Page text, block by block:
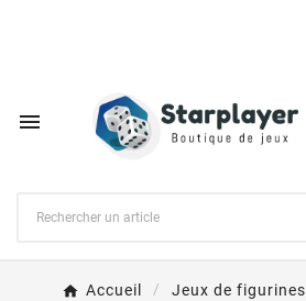

Accueil Jeux de figurines